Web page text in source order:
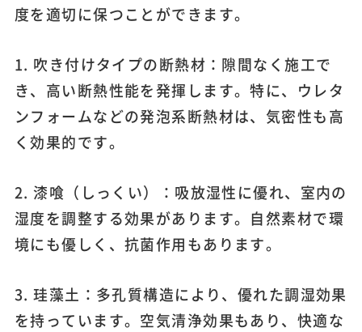
度を適切に保つことができます。
1. 吹き付けタイプの断熱材：隙間なく施工で
き、高い断熱性能を発揮します。特に、ウレタ
ンフォームなどの発泡系断熱材は、気密性も高
く効果的です。
2. 漆喰（しっくい）：吸放湿性に優れ、室内の
湿度を調整する効果があります。自然素材で環
境にも優しく、抗菌作用もあります。
3. 珪藻土：多孔質構造により、優れた調湿効果
を持っています。空気清浄効果もあり、快適な